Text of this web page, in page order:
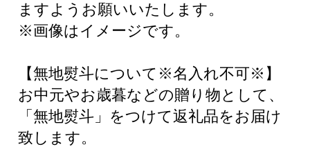
ますようお願いいたします。
※画像はイメージです。
【無地熨斗について※名入れ不可※】
お中元やお歳暮などの贈り物として、
「無地熨斗」をつけて返礼品をお届け
致します。